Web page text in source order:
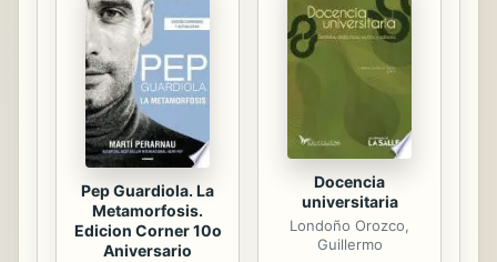
equipo gane. ¡La ayuda de Brenda y
Rita será esencial! ¿Crees que lo
conseguirán? ¡No te pierdas las
nuevas aventuras de ALEXIA'S
WORLD.
Pep Guardiola. La
Metamorfosis.
Edicion Corner 10o
Aniversario
Docencia
universitaria
Londoño Orozco,
Guillermo